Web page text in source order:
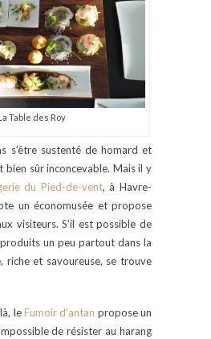
Table des Roy
s’être sustenté de homard et
bien sûr inconcevable. Mais il y
du Pied-de-vent, à Havre-
un économusée et propose
visiteurs. S’il est possible de
un peu partout dans la
riche et savoureuse, se trouve
leFumoir d’antan propose un
de résister au harang